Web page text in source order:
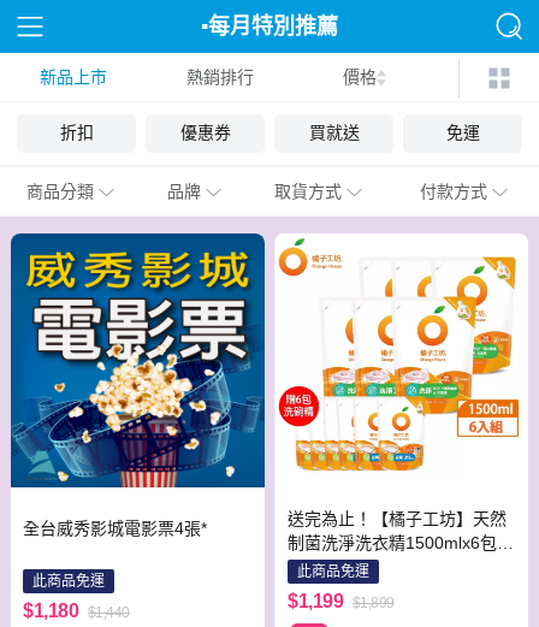
▪︎每月特別推薦
新品上市 熱銷排行 價格
折扣 優惠券 買就送 免運
商品分類 品牌 取貨方式 付款方式
全台威秀影城電影票4張*
此商品免運
$1,180 $1,440
送完為止！【橘子工坊】天然
制菌洗淨洗衣精1500mlx6包
加碼贈 去垢酵素洗碗精500ml
x6包
此商品免運
$1,199 $1,899